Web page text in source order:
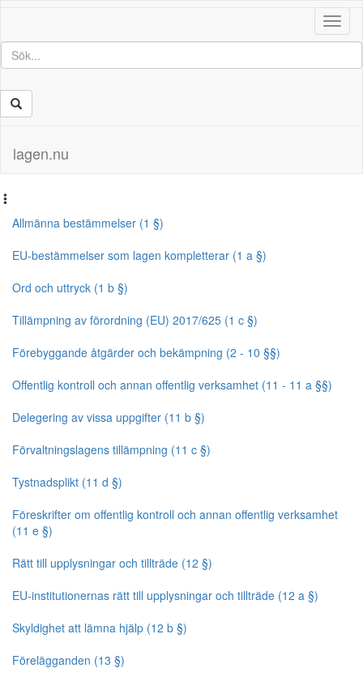
lagen.nu
Allmänna bestämmelser (1 §)
EU-bestämmelser som lagen kompletterar (1 a §)
Ord och uttryck (1 b §)
Tillämpning av förordning (EU) 2017/625 (1 c §)
Förebyggande åtgärder och bekämpning (2 - 10 §§)
Offentlig kontroll och annan offentlig verksamhet (11 - 11 a §§)
Delegering av vissa uppgifter (11 b §)
Förvaltningslagens tillämpning (11 c §)
Tystnadsplikt (11 d §)
Föreskrifter om offentlig kontroll och annan offentlig verksamhet
(11 e §)
Rätt till upplysningar och tillträde (12 §)
EU-institutionernas rätt till upplysningar och tillträde (12 a §)
Skyldighet att lämna hjälp (12 b §)
Förelägganden (13 §)